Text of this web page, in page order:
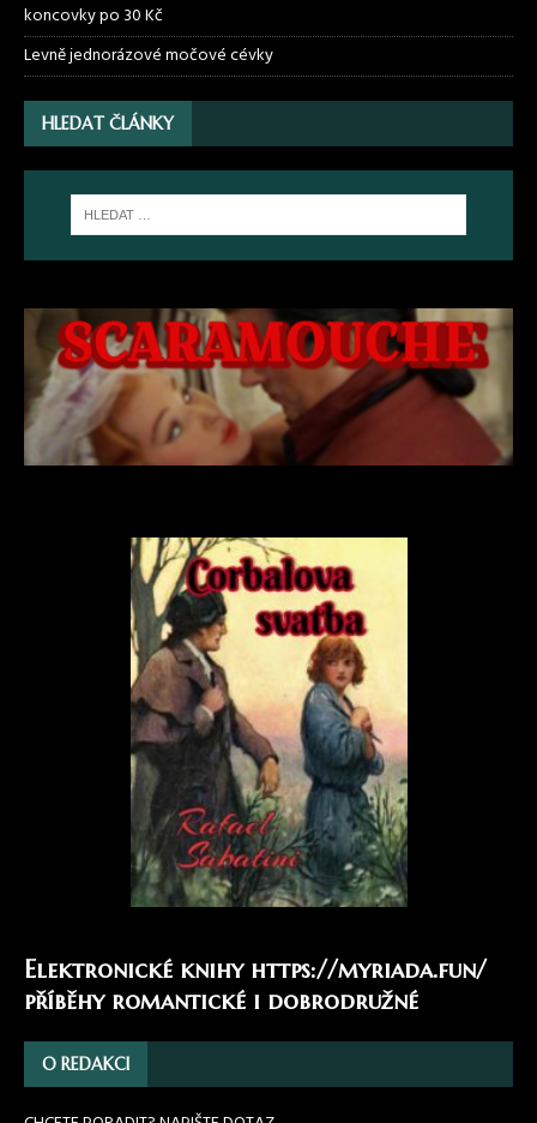
koncovky po 30 Kč
Levně jednorázové močové cévky
HLEDAT ČLÁNKY
Elektronické knihy https://myriada.fun/
příběhy romantické i dobrodružné
O REDAKCI